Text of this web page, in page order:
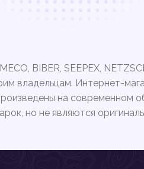
BIBER, SEEPEX,
владельцам. Интернет-
на современном
но не являются